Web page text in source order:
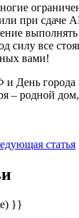
при сдаче
силу все
вами!
города в
– родной
статья
}}